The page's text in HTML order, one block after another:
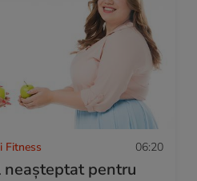
Fitness 06:20
neașteptat pentru